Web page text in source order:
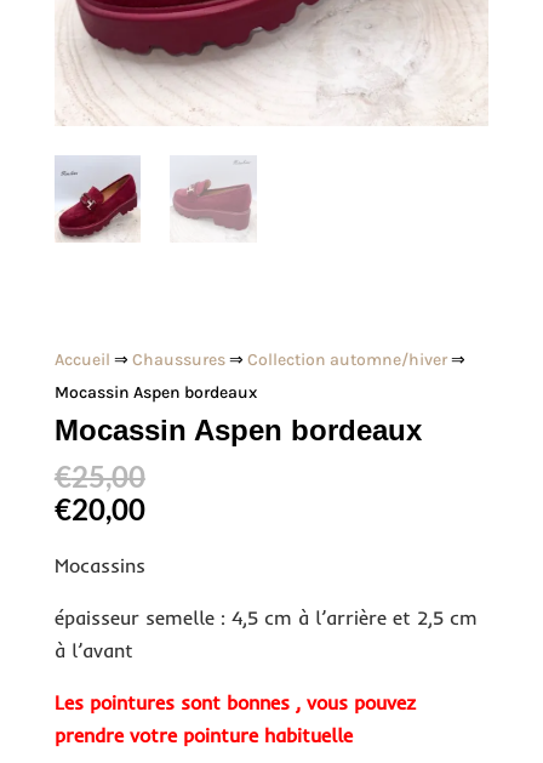
Accueil ⇒ Chaussures⇒ Collection automne/hiver⇒
Mocassin Aspen bordeaux
Mocassin Aspen bordeaux
€25,00
€20,00
Mocassins
épaisseur semelle : 4,5 cm à l’arrière et 2,5 cm
à l’avant
Les pointures sont bonnes , vous pouvez
prendre votre pointure habituelle